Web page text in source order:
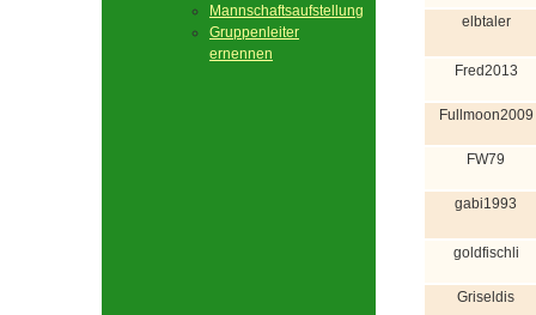
Mannschaftsaufstellung
Gruppenleiter
ernennen
elbtaler
Fred2013
Fullmoon2009
FW79
gabi1993
goldfischli
Griseldis